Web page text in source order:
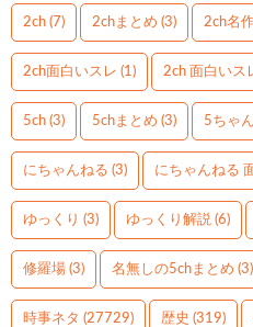
2ch (7) 2chまとめ (3) 2ch名
2ch面白いスレ (1) 2ch 面白いス
5ch (3) 5chまとめ (3) 5ちゃ
にちゃんねる (3) にちゃんねる
ゆっくり (3) ゆっくり解説 (6)
修羅場 (3) 名無しの5chまとめ (3)
時事ネタ (27729) 歴史 (319)